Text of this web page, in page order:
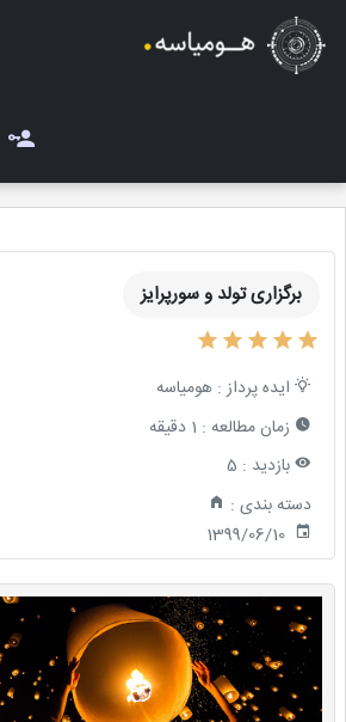
مجله هومیاسه
برگزاری تولد و سورپرایز
ایده پرداز :هومیاسه
زمان مطالعه : 1 دقیقه
بازدید : 5
دسته بندی :
1399/06/10